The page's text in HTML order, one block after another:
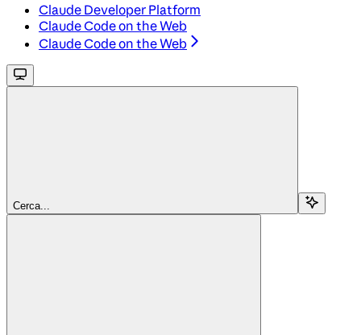
Claude Developer Platform
Claude Code on the Web
Claude Code on the Web
Cerca...